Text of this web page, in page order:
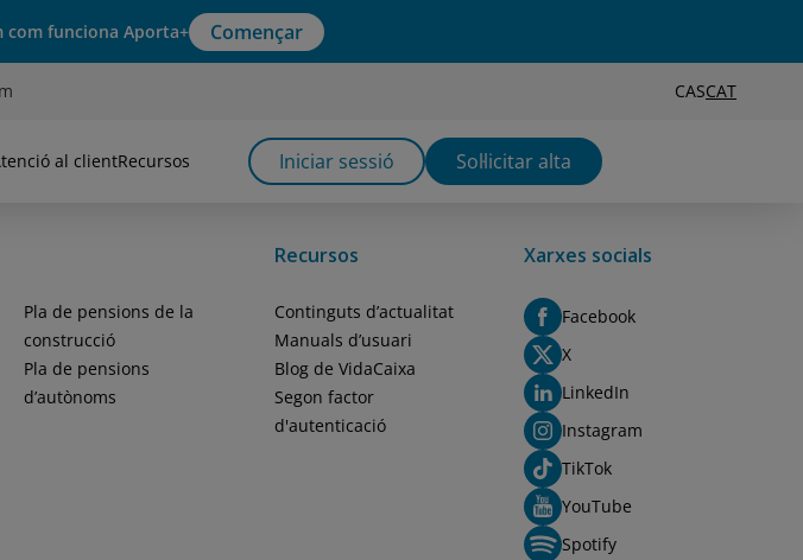
com funciona Aporta+ Començar
CASCAT
al clientRecursos Iniciar sessió Sol·licitar alta
Pla de pensions de la
construcció
Pla de pensions
d’autònoms
Recursos
Continguts d’actualitat
Manuals d’usuari
Blog de VidaCaixa
Segon factor
d'autenticació
Xarxes socials
Facebook
X
LinkedIn
Instagram
TikTok
YouTube
Spotify